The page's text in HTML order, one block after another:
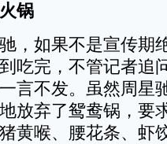
锅
如果不是宣传期
吃完，不管记者追
言不发。虽然周星
放弃了鸳鸯锅，要
黄喉、腰花条、虾